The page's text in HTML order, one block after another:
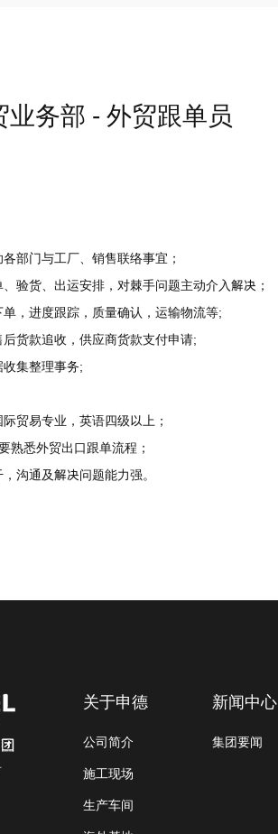
务部 - 外贸跟单员
部门与工厂、销售联络事宜；
验货、出运安排，对棘手问题主动介入解决；
，进度跟踪，质量确认，运输物流等;
货款追收，供应商货款支付申请;
集整理事务;
贸易专业，英语四级以上；
熟悉外贸出口跟单流程；
沟通及解决问题能力强。
关于申德
公司简介
施工现场
生产车间
新闻中心
集团要闻